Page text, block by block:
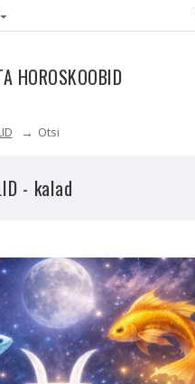
HOROSKOOBID
Otsi
- kalad